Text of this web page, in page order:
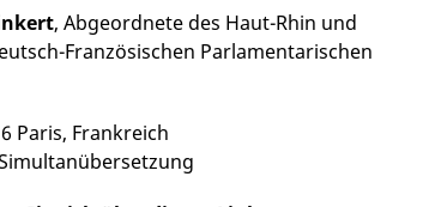
, Abgeordnete des Haut-Rhin und
Französischen Parlamentarischen
Paris, Frankreich